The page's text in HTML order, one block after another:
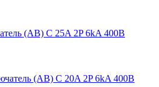
(АВ) C 25A 2P 6kA 400В